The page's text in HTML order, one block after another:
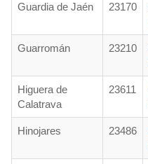
Guardia de Jaén 23170
Guarromán 23210
Higuera de
Calatrava
23611
Hinojares 23486